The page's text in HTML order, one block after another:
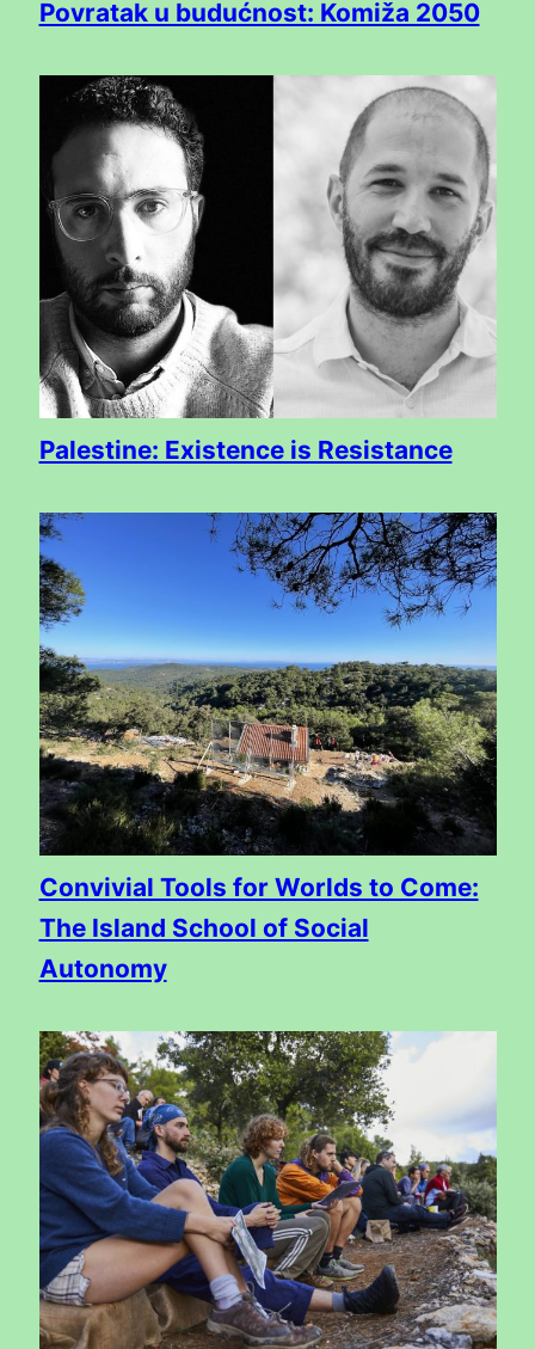
Povratak u budućnost: Komiža 2050
Palestine: Existence is Resistance
Convivial Tools for Worlds to Come:
The Island School of Social
Autonomy